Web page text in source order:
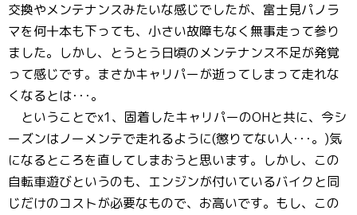
交換やメンテナンスみたいな感じでしたが、富士見パノラ
マを何十本も下っても、小さい故障もなく無事走って参り
ました。しかし、とうとう日頃のメンテナンス不足が発覚
って感じです。まさかキャリパーが逝ってしまって走れな
くなるとは･･･。
ということでx1、固着したキャリパーのOHと共に、今シ
ーズンはノーメンテで走れるように(懲りてない人･･･。)気
になるところを直してしまおうと思います。しかし、この
自転車遊びというのも、エンジンが付いているバイクと同
じだけのコストが必要なもので、お高いです。もし、この